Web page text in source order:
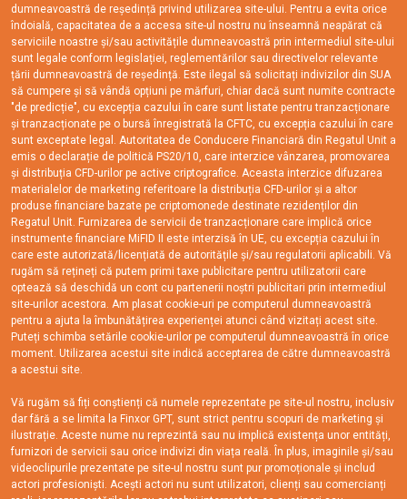
dumneavoastră de reședință privind utilizarea site-ului. Pentru a evita orice
îndoială, capacitatea de a accesa site-ul nostru nu înseamnă neapărat că
serviciile noastre și/sau activitățile dumneavoastră prin intermediul site-ului
sunt legale conform legislației, reglementărilor sau directivelor relevante
țării dumneavoastră de reședință. Este ilegal să solicitați indivizilor din SUA
să cumpere și să vândă opțiuni pe mărfuri, chiar dacă sunt numite contracte
"de predicție", cu excepția cazului în care sunt listate pentru tranzacționare
și tranzacționate pe o bursă înregistrată la CFTC, cu excepția cazului în care
sunt exceptate legal. Autoritatea de Conducere Financiară din Regatul Unit a
emis o declarație de politică PS20/10, care interzice vânzarea, promovarea
și distribuția CFD-urilor pe active criptografice. Aceasta interzice difuzarea
materialelor de marketing referitoare la distribuția CFD-urilor și a altor
produse financiare bazate pe criptomonede destinate rezidenților din
Regatul Unit. Furnizarea de servicii de tranzacționare care implică orice
instrumente financiare MiFID II este interzisă în UE, cu excepția cazului în
care este autorizată/licențiată de autoritățile și/sau regulatorii aplicabili. Vă
rugăm să rețineți că putem primi taxe publicitare pentru utilizatorii care
optează să deschidă un cont cu partenerii noștri publicitari prin intermediul
site-urilor acestora. Am plasat cookie-uri pe computerul dumneavoastră
pentru a ajuta la îmbunătățirea experienței atunci când vizitați acest site.
Puteți schimba setările cookie-urilor pe computerul dumneavoastră în orice
moment. Utilizarea acestui site indică acceptarea de către dumneavoastră
a acestui site.
Vă rugăm să fiți conștienți că numele reprezentate pe site-ul nostru, inclusiv
dar fără a se limita la Finxor GPT, sunt strict pentru scopuri de marketing și
ilustrație. Aceste nume nu reprezintă sau nu implică existența unor entități,
furnizori de servicii sau orice indivizi din viața reală. În plus, imaginile și/sau
videoclipurile prezentate pe site-ul nostru sunt pur promoționale și includ
actori profesioniști. Acești actori nu sunt utilizatori, clienți sau comercianți